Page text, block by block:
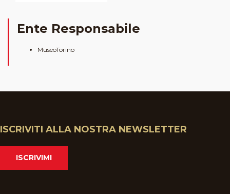
Ente Responsabile
MuseoTorino
ISCRIVITI ALLA NOSTRA NEWSLETTER
ISCRIVIMI